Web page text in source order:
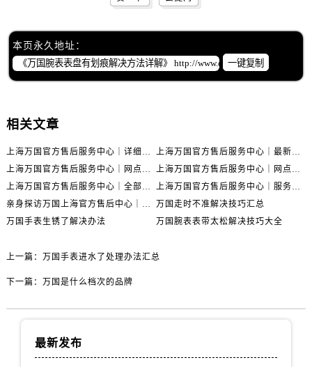
本页永久地址：
一键复制
相关文章
上海万国官方售后服务中心｜详细地址与售后电话权威信息公示（2026年6月最新）
上海万国官方售后服务中心｜最新电话及地址权威信息公示（2026年6月最新）
上海万国官方售后服务中心｜网点地址及热线权威信息公示（2026年6月最新）
上海万国官方售后服务中心｜网点地址与服务热线权威信息公示（2026年6月最新）
上海万国官方售后服务中心｜全部网点地址电话权威信息公示（2026年6月最新）
上海万国官方售后服务中心｜服务热线及办公地址权威信息公示（2026年6月最新）
亲身探访万国上海官方售后中心｜地址报修全流程真实经历（2026年6月最新）
万国走时不准解决技巧汇总
万国手表生锈了解决办法
万国腕表表带太松解决技巧大全
上一篇： 万国手表进水了处理办法汇总
下一篇： 万国是什么档次的品牌
最新发布